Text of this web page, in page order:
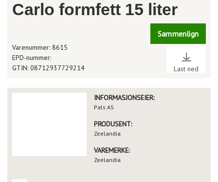
Carlo formfett 15 liter
Sammenlign
Last ned
Varenummer: 8615
EPD-nummer:
GTIN: 08712937729214
INFORMASJONSEIER:
Pals AS
PRODUSENT:
Zeelandia
VAREMERKE:
Zeelandia